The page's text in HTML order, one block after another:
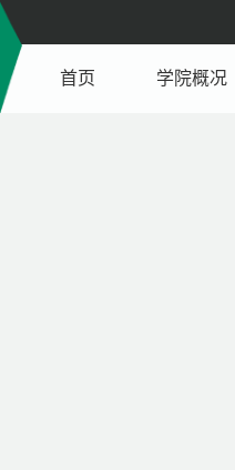
首页 学院概况